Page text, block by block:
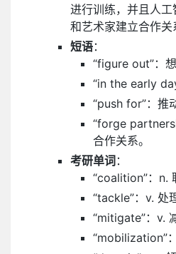
进行训练，并且人
和艺术家建立合作关
短语：
“figure out”：
“in the early
“push for”：推
“forge
合作关系。
考研单词 ：
“coalition”：n.
“tackle”：v. 处
“mitigate”：v.
“mobilization”